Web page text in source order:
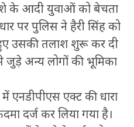
के आदी युवाओं को बेचता
पर पुलिस ने हैरी सिंह को
उसकी तलाश शुरू कर दी
अन्य लोगों की भूमिका
एनडीपीएस एक्ट की धारा
दर्ज कर लिया गया है।